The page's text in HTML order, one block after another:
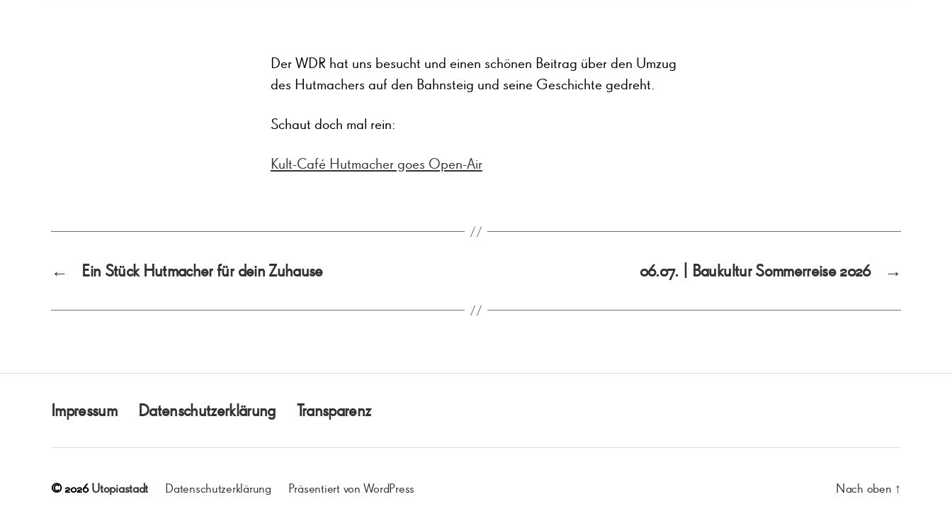
Der WDR hat uns besucht und einen schönen Beitrag über den Umzug
des Hutmachers auf den Bahnsteig und seine Geschichte gedreht.
Schaut doch mal rein:
Kult-Café Hutmacher goes Open-Air
← Ein Stück Hutmacher für dein Zuhause →
06.07. | Baukultur Sommerreise 2026
Impressum Datenschutzerklärung Transparenz
© 2026Utopiastadt Datenschutzerklärung Präsentiert von WordPress Nach oben ↑